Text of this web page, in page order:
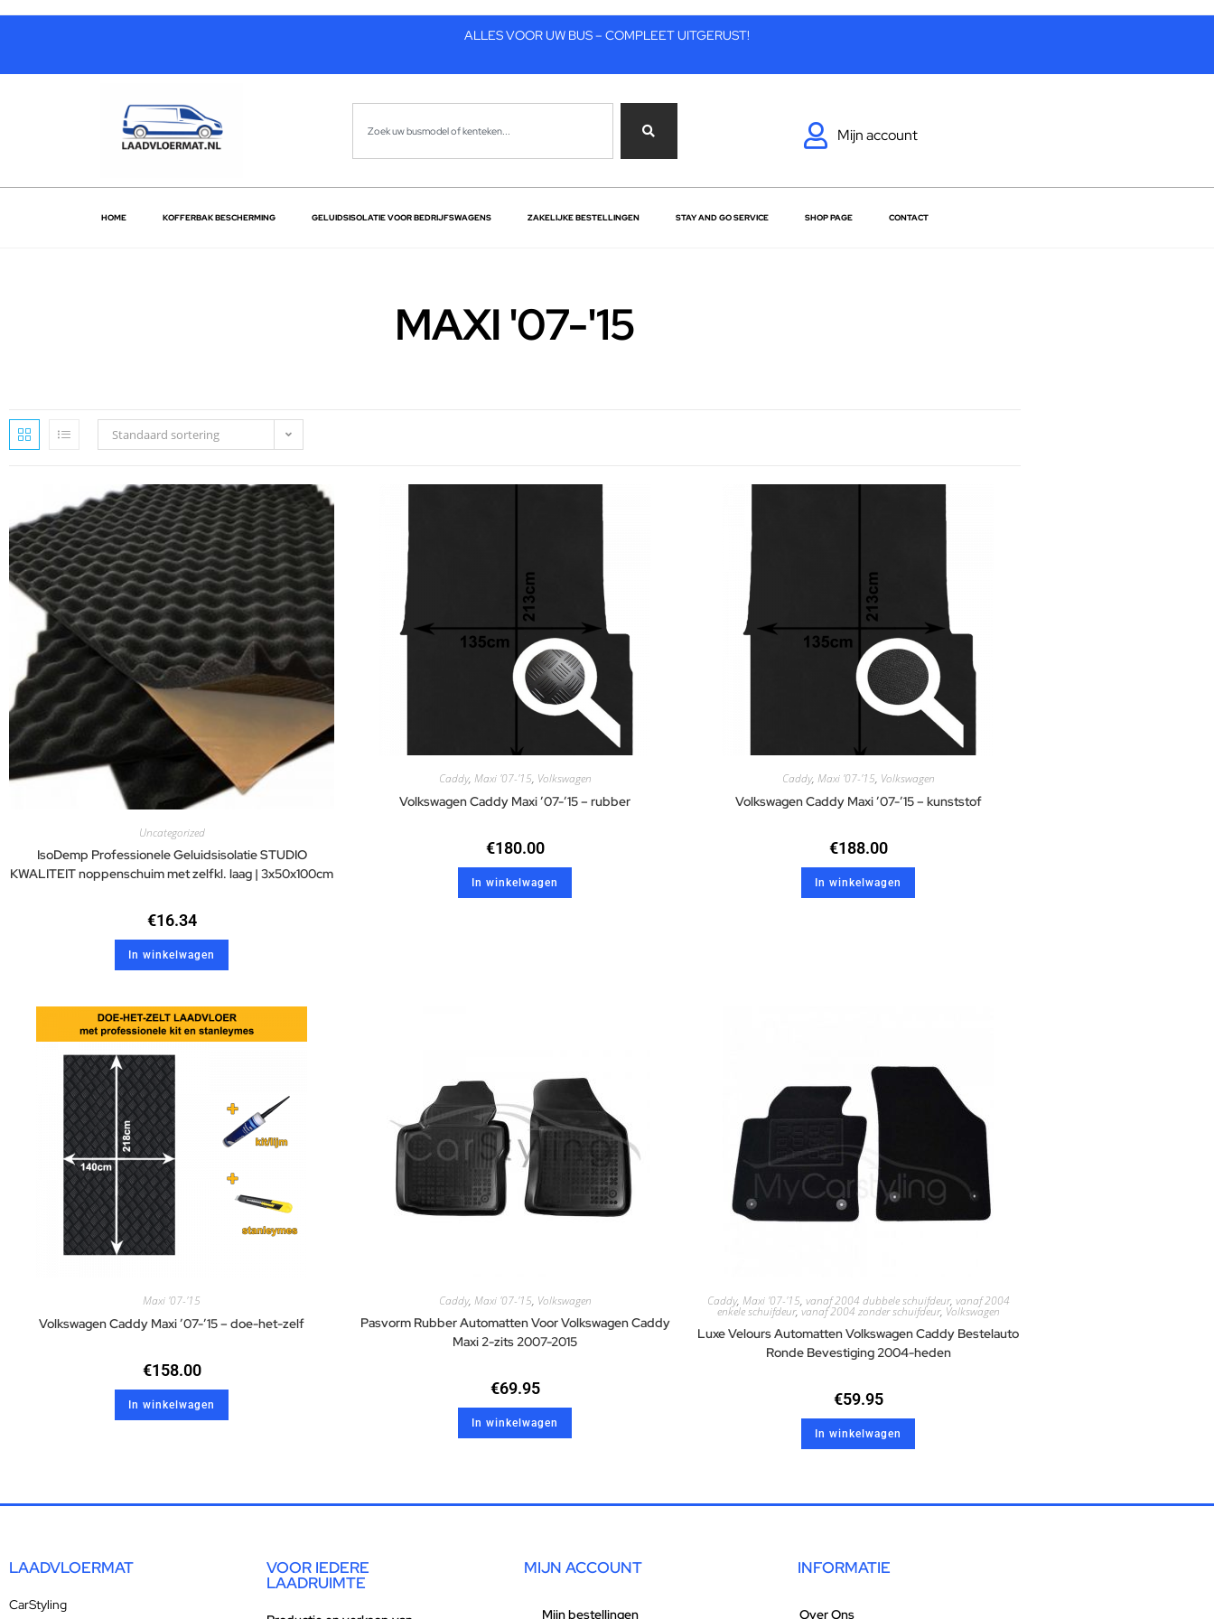
ALLES VOOR UW BUS – COMPLEET UITGERUST!
Mijn account
HOME KOFFERBAK BESCHERMING GELUIDSISOLATIE VOOR BEDRIJFSWAGENS ZAKELIJKE BESTELLINGEN STAY AND GO SERVICE SHOP PAGE CONTACT
MAXI '07-'15
Standaard sortering
Uncategorized
IsoDemp Professionele Geluidsisolatie STUDIO
KWALITEIT noppenschuim met zelfkl. laag | 3x50x100cm
€16.34
In winkelwagen
Caddy, Maxi '07-'15, Volkswagen
Volkswagen Caddy Maxi ’07-’15 – rubber
€180.00
In winkelwagen
Caddy, Maxi '07-'15, Volkswagen
Volkswagen Caddy Maxi ’07-’15 – kunststof
€188.00
In winkelwagen
Maxi '07-'15
Volkswagen Caddy Maxi ’07-’15 – doe-het-zelf
€158.00
In winkelwagen
Caddy, Maxi '07-'15, Volkswagen
Pasvorm Rubber Automatten Voor Volkswagen Caddy
Maxi 2-zits 2007-2015
€69.95
In winkelwagen
Caddy, Maxi '07-'15, vanaf 2004 dubbele schuifdeur, vanaf 2004
enkele schuifdeur,vanaf 2004 zonder schuifdeur, Volkswagen
Luxe Velours Automatten Volkswagen Caddy Bestelauto
Ronde Bevestiging 2004-heden
€59.95
In winkelwagen
LAADVLOERMAT
CarStyling
VOOR IEDERE
LAADRUIMTE
MIJN ACCOUNT
Mijn bestellingen
INFORMATIE
Over Ons